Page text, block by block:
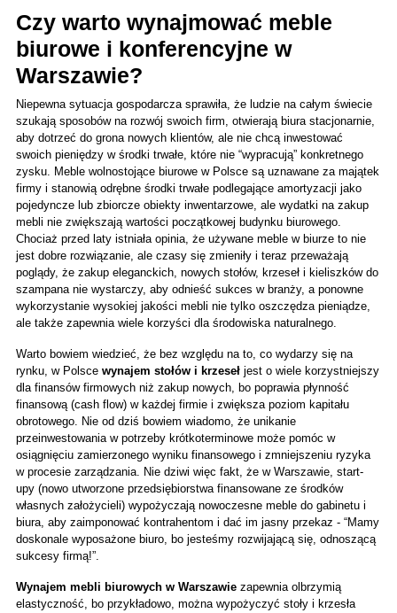
Czy warto wynajmować meble
biurowe i konferencyjne w
Warszawie?
Niepewna sytuacja gospodarcza sprawiła, że ludzie na całym świecie
szukają sposobów na rozwój swoich firm, otwierają biura stacjonarnie,
aby dotrzeć do grona nowych klientów, ale nie chcą inwestować
swoich pieniędzy w środki trwałe, które nie “wypracują” konkretnego
zysku. Meble wolnostojące biurowe w Polsce są uznawane za majątek
firmy i stanowią odrębne środki trwałe podlegające amortyzacji jako
pojedyncze lub zbiorcze obiekty inwentarzowe, ale wydatki na zakup
mebli nie zwiększają wartości początkowej budynku biurowego.
Chociaż przed laty istniała opinia, że używane meble w biurze to nie
jest dobre rozwiązanie, ale czasy się zmieniły i teraz przeważają
poglądy, że zakup eleganckich, nowych stołów, krzeseł i kieliszków do
szampana nie wystarczy, aby odnieść sukces w branży, a ponowne
wykorzystanie wysokiej jakości mebli nie tylko oszczędza pieniądze,
ale także zapewnia wiele korzyści dla środowiska naturalnego.
Warto bowiem wiedzieć, że bez względu na to, co wydarzy się na
rynku, w Polsce wynajem stołów i krzeseł jest o wiele korzystniejszy
dla finansów firmowych niż zakup nowych, bo poprawia płynność
finansową (cash flow) w każdej firmie i zwiększa poziom kapitału
obrotowego. Nie od dziś bowiem wiadomo, że unikanie
przeinwestowania w potrzeby krótkoterminowe może pomóc w
osiągnięciu zamierzonego wyniku finansowego i zmniejszeniu ryzyka
w procesie zarządzania. Nie dziwi więc fakt, że w Warszawie, start-
upy (nowo utworzone przedsiębiorstwa finansowane ze środków
własnych założycieli) wypożyczają nowoczesne meble do gabinetu i
biura, aby zaimponować kontrahentom i dać im jasny przekaz - “Mamy
doskonale wyposażone biuro, bo jesteśmy rozwijającą się, odnoszącą
sukcesy firmą!”.
Wynajem mebli biurowych w Warszawie zapewnia olbrzymią
elastyczność, bo przykładowo, można wypożyczyć stoły i krzesła